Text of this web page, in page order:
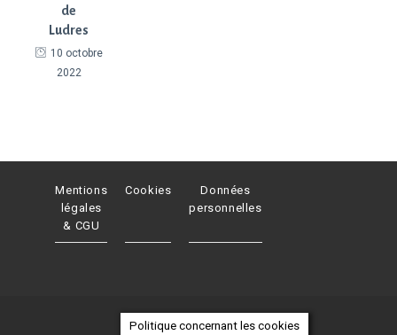
de
Ludres
10 octobre
2022
Mentions
légales
& CGU
Cookies
Données
personnelles
© NOREMAT 2023
Politique concernant les cookies